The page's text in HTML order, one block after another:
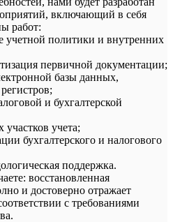
включающий в себя
работ:
учетной политики и внутренних
первичной документации;
базы данных,
и бухгалтерской
учета;
бухгалтерского и налогового
поддержка.
восстановленная
и достоверно отражает
с требованиями